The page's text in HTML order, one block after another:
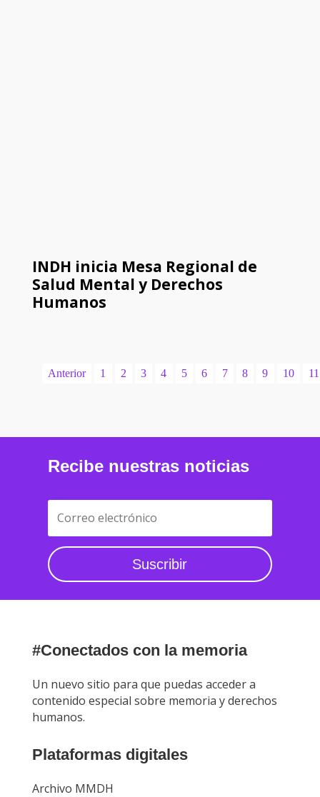
INDH inicia Mesa Regional de
Salud Mental y Derechos
Humanos
Anterior 1 2 3 4 5 6 7 8 9 10 11
Recibe nuestras noticias
Suscribir
#Conectados con la memoria
Un nuevo sitio para que puedas acceder a
contenido especial sobre memoria y derechos
humanos.
Plataformas digitales
Archivo MMDH